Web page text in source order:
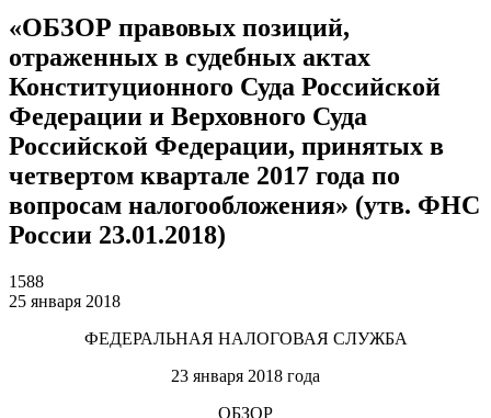
«ОБЗОР правовых позиций,
отраженных в судебных актах
Конституционного Суда Российской
Федерации и Верховного Суда
Российской Федерации, принятых в
четвертом квартале 2017 года по
вопросам налогообложения» (утв. ФНС
России 23.01.2018)
1588
25 января 2018
ФЕДЕРАЛЬНАЯ НАЛОГОВАЯ СЛУЖБА
23 января 2018 года
ОБЗОР